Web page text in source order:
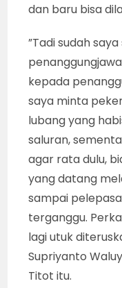
dan baru bisa
”Tadi sudah
kepada
saya minta
lubang yang
saluran,
agar rata dulu,
yang datang
sampai
terganggu.
lagi utuk
Supriyanto
Titot itu.